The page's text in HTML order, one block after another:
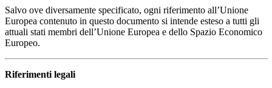
Salvo ove diversamente specificato, ogni riferimento all’Unione
Europea contenuto in questo documento si intende esteso a tutti gli
attuali stati membri dell’Unione Europea e dello Spazio Economico
Europeo.
Riferimenti legali